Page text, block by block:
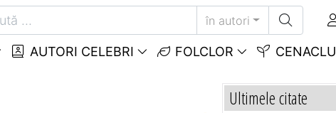
în autori
AUTORI CELEBRI FOLCLOR CENACLU
Ultimele citate